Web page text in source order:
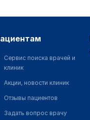
пациентам
Сервис поиска врачей и
клиник
Акции, новости клиник
Отзывы пациентов
Задать вопрос врачу